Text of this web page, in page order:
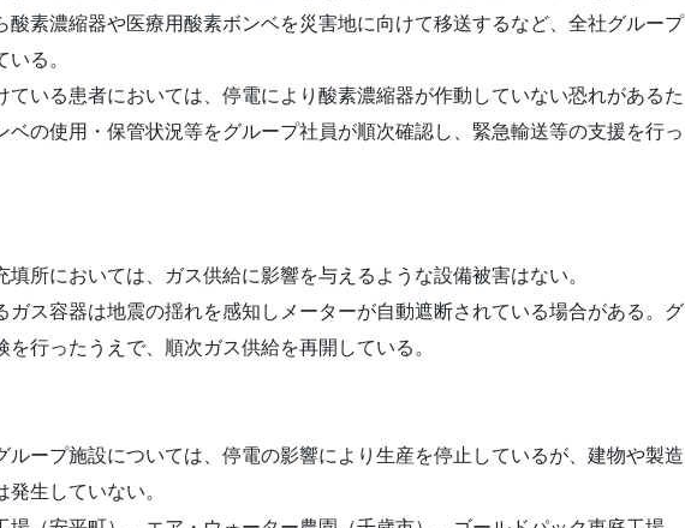
酸素濃縮器や医療用酸素ボンベを災害地に向けて移送するなど、全社グループ
る。
ている患者においては、停電により酸素濃縮器が作動していない恐れがあるた
ベの使用・保管状況等をグループ社員が順次確認し、緊急輸送等の支援を行っ
填所においては、ガス供給に影響を与えるような設備被害はない。
ガス容器は地震の揺れを感知しメーターが自動遮断されている場合がある。グ
を行ったうえで、順次ガス供給を再開している。
ループ施設については、停電の影響により生産を停止しているが、建物や製造
生していない。